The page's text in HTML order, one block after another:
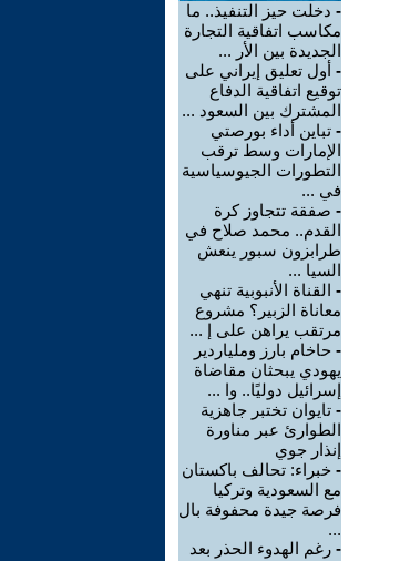
- دخلت حيز التنفيذ.. ما
مكاسب اتفاقية التجارة
الجديدة بين الأر ...
- أول تعليق إيراني على
توقيع اتفاقية الدفاع
المشترك بين السعود ...
- تباين أداء بورصتي
الإمارات وسط ترقب
التطورات الجيوسياسية
في ...
- صفقة تتجاوز كرة
القدم.. محمد صلاح في
طرابزون سبور ينعش
السيا ...
- القناة الأنبوبية تنهي
معاناة الزبير؟ مشروع
مرتقب يراهن على إ ...
- حاخام بارز وملياردير
يهودي يبحثان مقاضاة
إسرائيل دوليًا.. وا ...
- تايوان تختبر جاهزية
الطوارئ عبر مناورة
إنذار جوي
- خبراء: تحالف باكستان
مع السعودية وتركيا
فرصة جيدة محفوفة بال
...
- رغم الهدوء الحذر بعد